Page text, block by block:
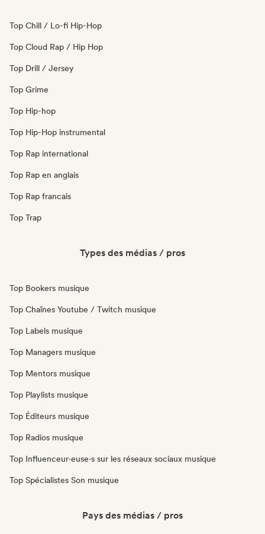
Top Chill / Lo-fi Hip-Hop
Top Cloud Rap / Hip Hop
Top Drill / Jersey
Top Grime
Top Hip-hop
Top Hip-Hop instrumental
Top Rap international
Top Rap en anglais
Top Rap francais
Top Trap
Types des médias / pros
Top Bookers musique
Top Chaînes Youtube / Twitch musique
Top Labels musique
Top Managers musique
Top Mentors musique
Top Playlists musique
Top Éditeurs musique
Top Radios musique
Top Influenceur·euse·s sur les réseaux sociaux musique
Top Spécialistes Son musique
Pays des médias / pros